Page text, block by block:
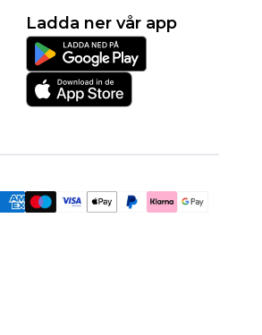
Ladda ner vår app